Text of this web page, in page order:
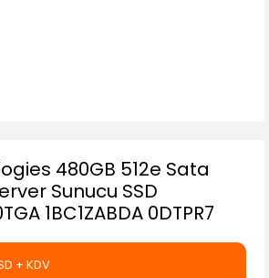
480GB 512e Sata
Sunucu SSD
1BC1ZABDA 0DTPR7
+ KDV